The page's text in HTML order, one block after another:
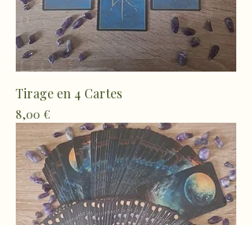
Tirage en 4 Cartes
Prix
8,00 €